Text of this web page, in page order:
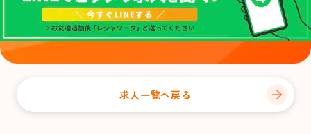
求人一覧へ戻る